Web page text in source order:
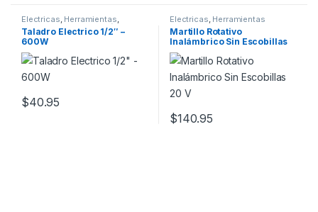
Electricas Herramientas
Mecanico,Por Profesión
Taladro Electrico 1/2″ –
600W
$40.95
Electricas Herramientas
Martillo Rotativo
Inalámbrico Sin Escobillas
20 V
$140.95